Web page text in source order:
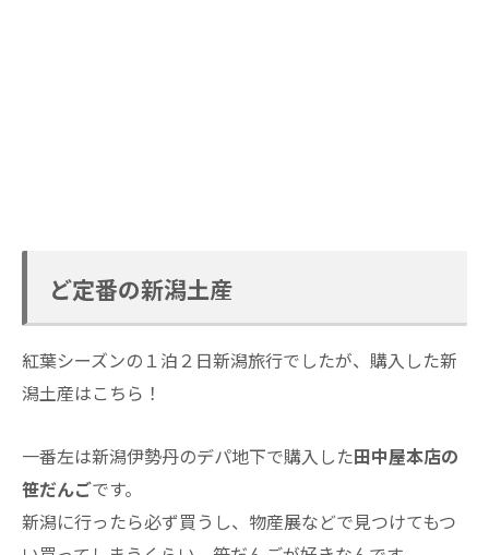
ど定番の新潟土産
紅葉シーズンの１泊２日新潟旅行でしたが、購入した新
潟土産はこちら！
一番左は新潟伊勢丹のデパ地下で購入した田中屋本店の
笹だんごです。
新潟に行ったら必ず買うし、物産展などで見つけてもつ